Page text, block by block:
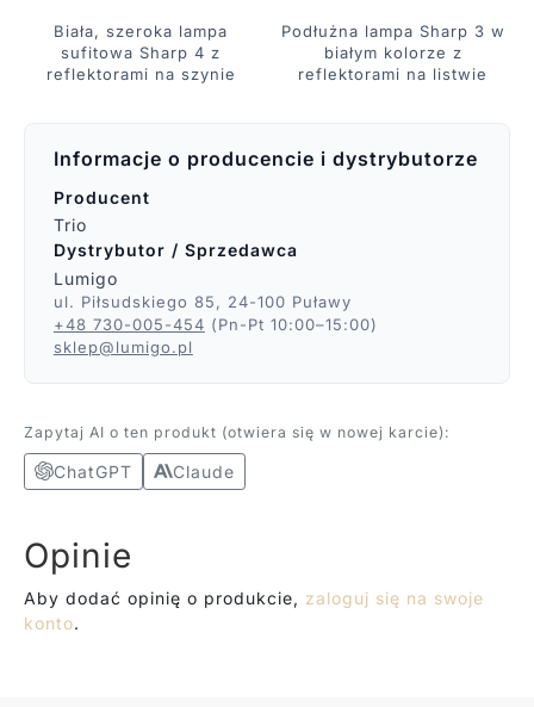
Biała, szeroka lampa
sufitowa Sharp 4 z
reflektorami na szynie
Podłużna lampa Sharp 3 w
białym kolorze z
reflektorami na listwie
Informacje o producencie i dystrybutorze
Producent
Trio
Dystrybutor / Sprzedawca
Lumigo
ul. Piłsudskiego 85, 24-100 Puławy
+48 730-005-454 (Pn-Pt 10:00–15:00)
sklep@lumigo.pl
Zapytaj AI o ten produkt (otwiera się w nowej karcie):
ChatGPT Claude
Opinie
Aby dodać opinię o produkcie, zaloguj się na swoje
konto.